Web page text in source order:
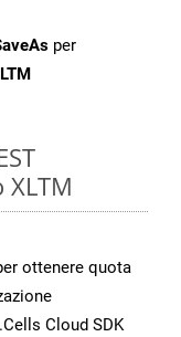
per
ottenere quota
Cloud SDK